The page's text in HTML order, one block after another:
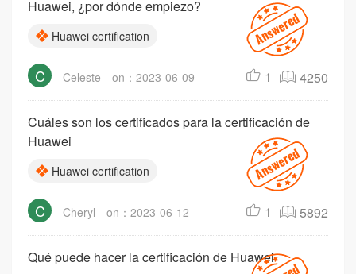
Huawei, ¿por dónde empiezo?
Huawei certification
C Celeste on：2023-06-09 1 4250
Cuáles son los certificados para la certificación de
Huawei
Huawei certification
C Cheryl on：2023-06-12 1 5892
Qué puede hacer la certificación de Huawei